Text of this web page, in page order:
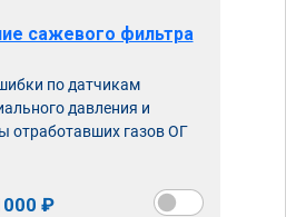
сажевого фильтра
по датчикам
давления и
отработавших газов ОГ
₽